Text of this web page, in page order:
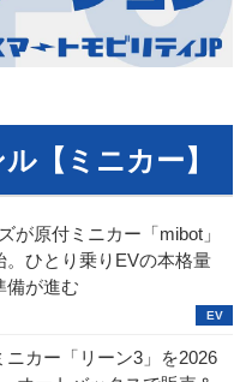
【ミニカー】
が原付ミニカー「mibot」
。ひとり乗りEVの本格量
備が進む
ニカー「リーン3」を2026